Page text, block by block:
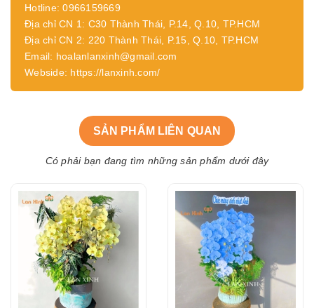
Hotline: 0966159669
Địa chỉ CN 1: C30 Thành Thái, P.14, Q.10, TP.HCM
Địa chỉ CN 2: 220 Thành Thái, P.15, Q.10, TP.HCM
Email: hoalanlanxinh@gmail.com
Webside: https://lanxinh.com/
SẢN PHẨM LIÊN QUAN
Có phải bạn đang tìm những sản phẩm dưới đây